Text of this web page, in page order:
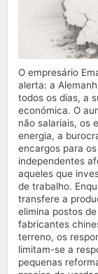
O empresário
alerta: a
todos os dias, a
económica. O
não salariais, os
energia, a
encargos para
independentes
aqueles que
de trabalho.
transfere a
elimina postos
fabricantes
terreno, os
limitam-se a
pequenas